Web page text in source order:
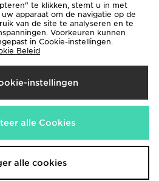
Naar
volgende betaalmethoden
www.jdplc.com
te klikken, stemt u in met
apparaat om de navigatie op de
van de site te analyseren en te
Voorkeuren kunnen
in Cookie-instellingen.
Beleid
instellingen
alle Cookies
alle cookies